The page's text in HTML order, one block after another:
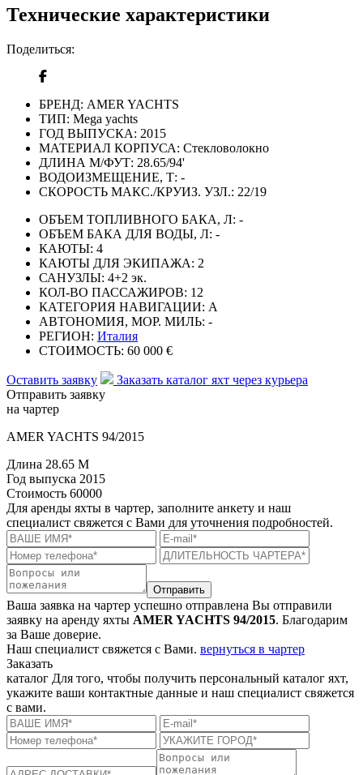
Технические характеристики
Поделиться:
БРЕНД: AMER YACHTS
ТИП: Mega yachts
ГОД ВЫПУСКА: 2015
МАТЕРИАЛ КОРПУСА: Стекловолокно
ДЛИНА М/ФУТ: 28.65/94'
ВОДОИЗМЕЩЕНИЕ, Т: -
СКОРОСТЬ МАКС./КРУИЗ. УЗЛ.: 22/19
ОБЪЕМ ТОПЛИВНОГО БАКА, Л: -
ОБЪЕМ БАКА ДЛЯ ВОДЫ, Л: -
КАЮТЫ: 4
КАЮТЫ ДЛЯ ЭКИПАЖА: 2
САНУЗЛЫ: 4+2 эк.
КОЛ-ВО ПАССАЖИРОВ: 12
КАТЕГОРИЯ НАВИГАЦИИ: А
АВТОНОМИЯ, МОР. МИЛЬ: -
РЕГИОН: Италия
СТОИМОСТЬ: 60 000 €
Оставить заявку
Заказать каталог яхт через курьера
Отправить заявку
на чартер
AMER YACHTS 94/2015
Длина 28.65 M
Год выпуска 2015
Стоимость 60000
Для аренды яхты в чартер, заполните анкету и наш
специалист свяжется с Вами для уточнения подробностей.
Отправить
Ваша заявка на чартер успешно отправлена Вы отправили
заявку на аренду яхты AMER YACHTS 94/2015. Благодарим
за Ваше доверие.
Наш специалист свяжется с Вами. вернуться в чартер
Заказать
каталог Для того, чтобы получить персональный каталог яхт,
укажите ваши контактные данные и наш специалист свяжется
с вами.